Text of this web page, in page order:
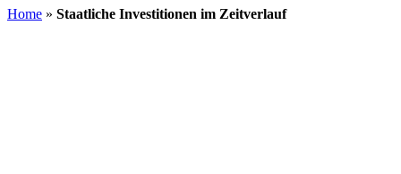
Home » Staatliche Investitionen im Zeitverlauf